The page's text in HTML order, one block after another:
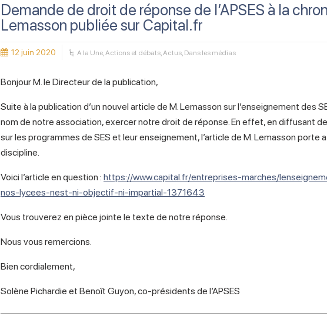
Demande de droit de réponse de l’APSES à la
Lemasson publiée sur Capital.fr
12 juin 2020 A la Une,Actions et débats,Actus, Dans les médias
Bonjour M. le Directeur de la publication,
Suite à la publication d’un nouvel article de M. Lemasson sur l’enseignement des
nom de notre association, exercer notre droit de réponse. En effet, en diffusant
sur les programmes de SES et leur enseignement, l’article de M. Lemasson porte
discipline.
Voici l’article en question : https://www.capital.fr/entreprises-marches/
nos-lycees-nest-ni-objectif-ni-impartial-1371643
Vous trouverez en pièce jointe le texte de notre réponse.
Nous vous remercions.
Bien cordialement,
Solène Pichardie et Benoît Guyon, co-présidents de l’APSES